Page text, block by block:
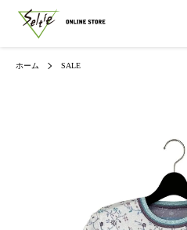
ホーム SALE